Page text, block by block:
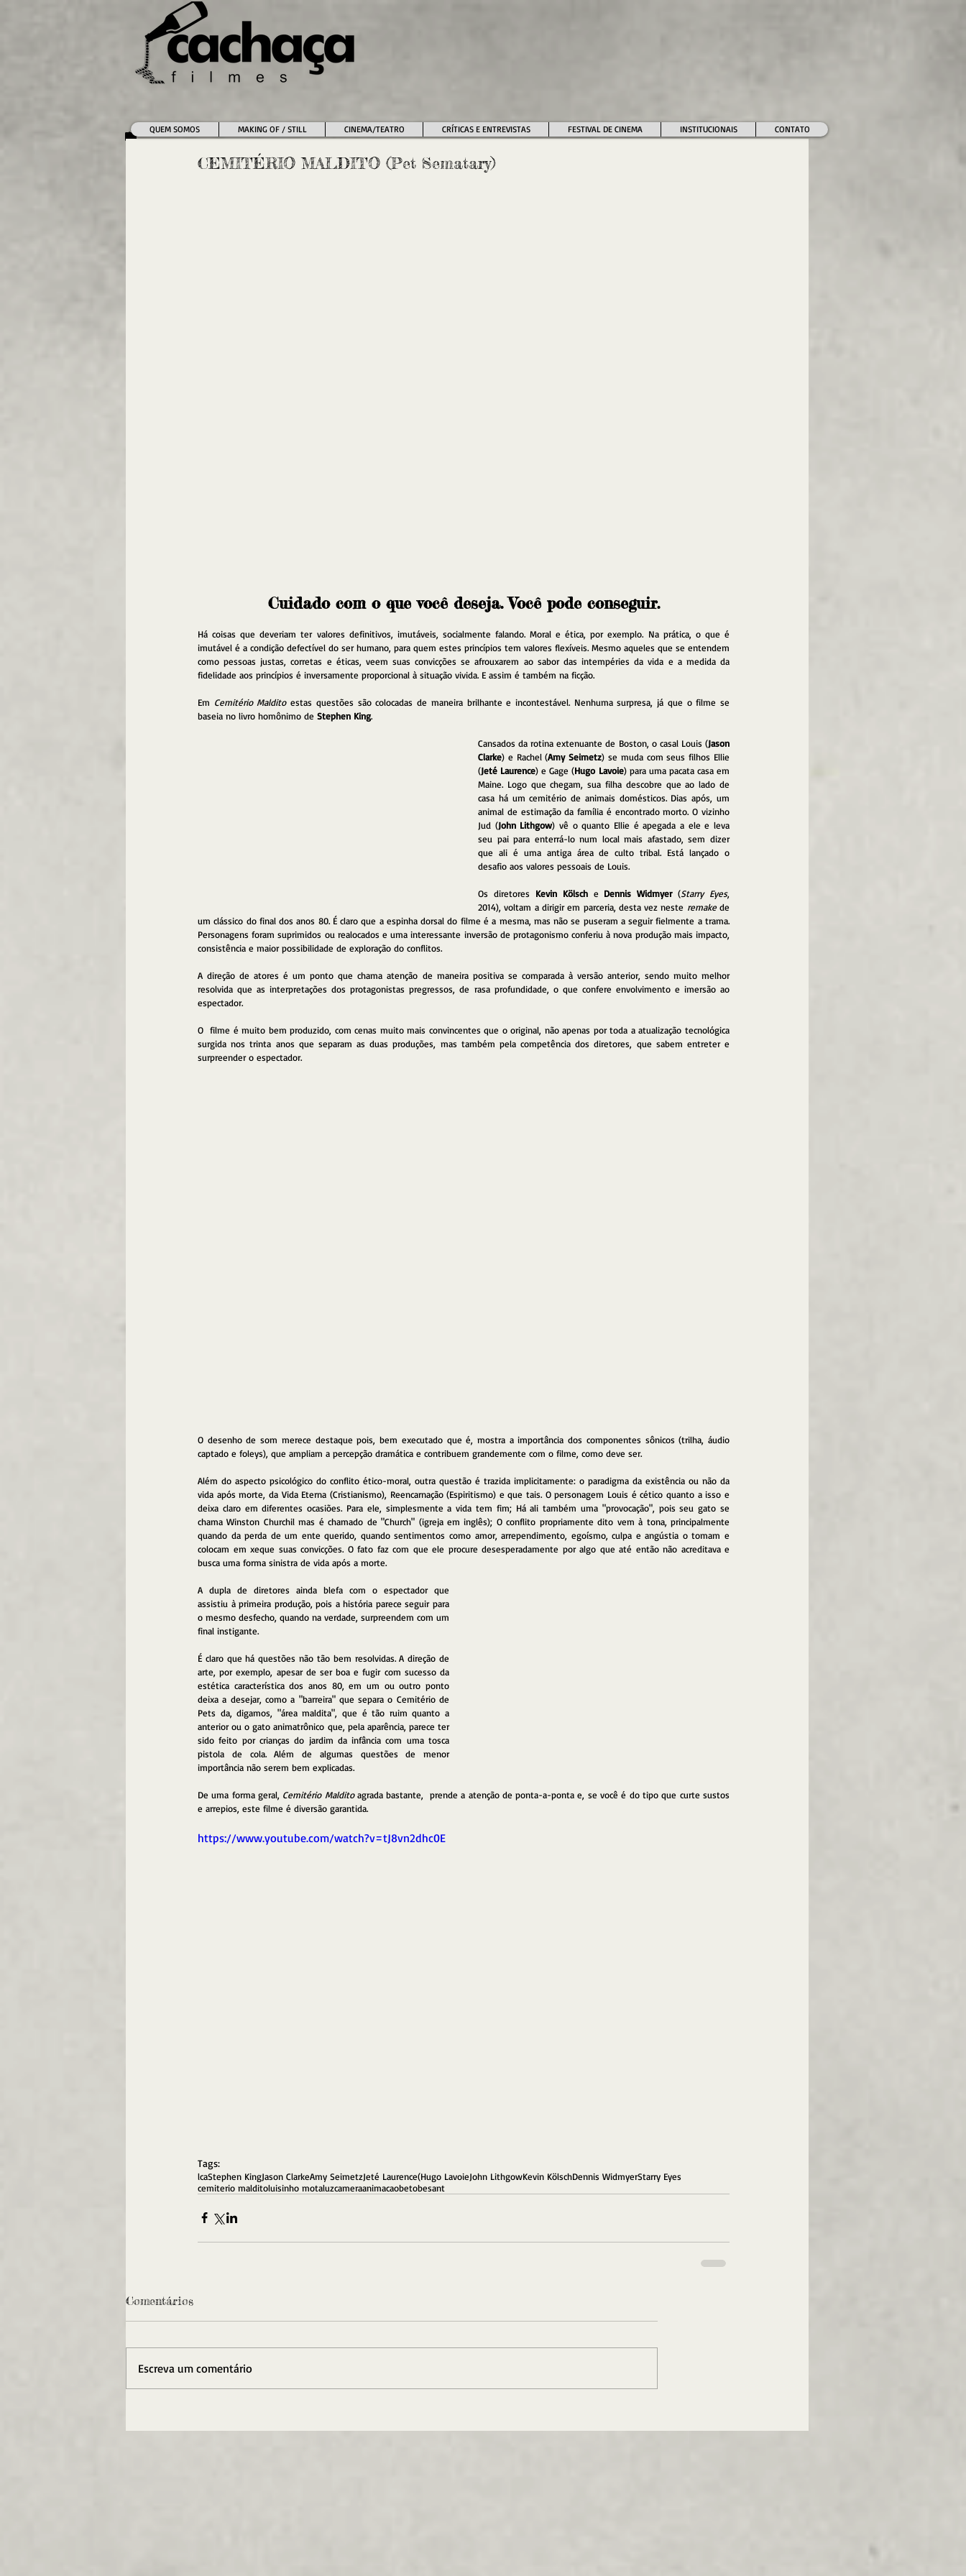
QUEM SOMOS MAKING OF / STILL CINEMA/TEATRO CRÍTICAS E ENTREVISTAS FESTIVAL DE CINEMA INSTITUCIONAIS CONTATO
CEMITÉRIO MALDITO (Pet Sematary)
Cuidado com o que você deseja. Você pode conseguir.
Há coisas que deveriam ter valores definitivos, imutáveis, socialmente falando. Moral e ética, por exemplo. Na prática, o que é
imutável é a condição defectível do ser humano, para quem estes princípios tem valores flexíveis. Mesmo aqueles que se entendem
como pessoas justas, corretas e éticas, veem suas convicções se afrouxarem ao sabor das intempéries da vida e a medida da
fidelidade aos princípios é inversamente proporcional à situação vivida. E assim é também na ficção.
Em Cemitério Maldito estas questões são colocadas de maneira brilhante e incontestável. Nenhuma surpresa, já que o filme se
baseia no livro homônimo de Stephen King.
Cansados da rotina extenuante de Boston, o casal Louis (Jason
Clarke) e Rachel (Amy Seimetz) se muda com seus filhos Ellie
(Jeté Laurence) e Gage (Hugo Lavoie) para uma pacata casa em
Maine. Logo que chegam, sua filha descobre que ao lado de
casa há um cemitério de animais domésticos. Dias após, um
animal de estimação da família é encontrado morto. O vizinho
Jud (John Lithgow) vê o quanto Ellie é apegada a ele e leva
seu pai para enterrá-lo num local mais afastado, sem dizer
que ali é uma antiga área de culto tribal. Está lançado o
desafio aos valores pessoais de Louis.
Os diretores Kevin Kölsch e Dennis Widmyer (Starry Eyes,
2014), voltam a dirigir em parceria, desta vez neste remake de
um clássico do final dos anos 80. É claro que a espinha dorsal do filme é a mesma, mas não se puseram a seguir fielmente a trama.
Personagens foram suprimidos ou realocados e uma interessante inversão de protagonismo conferiu à nova produção mais impacto,
consistência e maior possibilidade de exploração do conflitos.
A direção de atores é um ponto que chama atenção de maneira positiva se comparada à versão anterior, sendo muito melhor
resolvida que as interpretações dos protagonistas pregressos, de rasa profundidade, o que confere envolvimento e imersão ao
espectador.
O  filme é muito bem produzido, com cenas muito mais convincentes que o original, não apenas por toda a atualização tecnológica
surgida nos trinta anos que separam as duas produções, mas também pela competência dos diretores, que sabem entreter e
surpreender o espectador.
O desenho de som merece destaque pois, bem executado que é, mostra a importância dos componentes sônicos (trilha, áudio
captado e foleys), que ampliam a percepção dramática e contribuem grandemente com o filme, como deve ser.
Além do aspecto psicológico do conflito ético-moral, outra questão é trazida implicitamente: o paradigma da existência ou não da
vida após morte, da Vida Eterna (Cristianismo), Reencarnação (Espiritismo) e que tais. O personagem Louis é cético quanto a isso e
deixa claro em diferentes ocasiões. Para ele, simplesmente a vida tem fim; Há ali também uma "provocação", pois seu gato se
chama Winston Churchil mas é chamado de "Church" (igreja em inglês); O conflito propriamente dito vem à tona, principalmente
quando da perda de um ente querido, quando sentimentos como amor, arrependimento, egoísmo, culpa e angústia o tomam e
colocam em xeque suas convicções. O fato faz com que ele procure desesperadamente por algo que até então não acreditava e
busca uma forma sinistra de vida após a morte.
A dupla de diretores ainda blefa com o espectador que
assistiu à primeira produção, pois a história parece seguir para
o mesmo desfecho, quando na verdade, surpreendem com um
final instigante.
É claro que há questões não tão bem resolvidas. A direção de
arte, por exemplo, apesar de ser boa e fugir com sucesso da
estética característica dos anos 80, em um ou outro ponto
deixa a desejar, como a "barreira" que separa o Cemitério de
Pets da, digamos, "área maldita", que é tão ruim quanto a
anterior ou o gato animatrônico que, pela aparência, parece ter
sido feito por crianças do jardim da infância com uma tosca
pistola de cola. Além de algumas questões de menor
importância não serem bem explicadas.
De uma forma geral, Cemitério Maldito agrada bastante,  prende a atenção de ponta-a-ponta e, se você é do tipo que curte sustos
e arrepios, este filme é diversão garantida.
https://www.youtube.com/watch?v=tJ8vn2dhc0E
Tags:
lcaStephen KingJason ClarkeAmy SeimetzJeté Laurence(Hugo LavoieJohn LithgowKevin KölschDennis WidmyerStarry Eyes
cemiterio malditoluisinho motaluzcameraanimacaobetobesant
Comentários
Escreva um comentário